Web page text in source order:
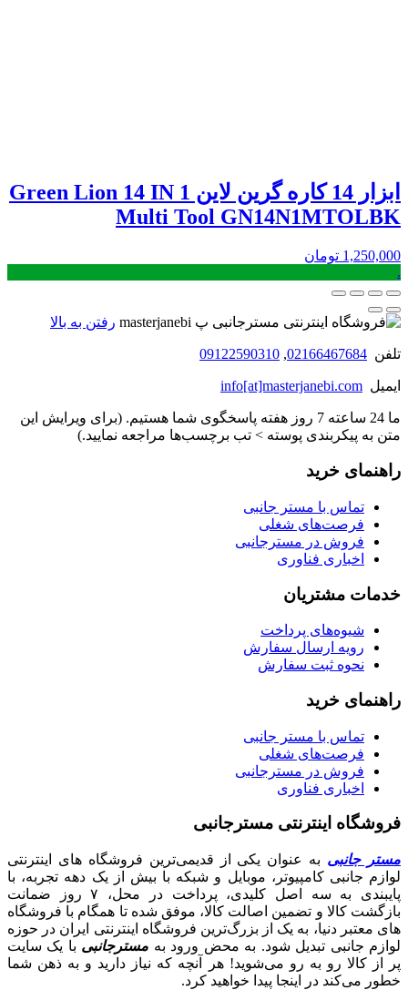
ابزار 14 کاره گرین لاین Green Lion 14 IN 1
Multi Tool GN14N1MTOLBK
1,250,000 تومان
.
رفتن به بالا
تلفن 02166467684
,
09122590310
ایمیل info[at]masterjanebi.com
ما 24 ساعته 7 روز هفته پاسخگوی شما هستیم. (برای ویرایش این
متن به پیکربندی پوسته > تب برچسب‌ها مراجعه نمایید.)
راهنمای خرید
تماس با مستر جانبی
فرصت‌های شغلی
فروش در مسترجانبی
اخباری فناوری
خدمات مشتریان
شیوه‌های پرداخت
رویه ارسال سفارش
نحوه ثبت سفارش
راهنمای خرید
تماس با مستر جانبی
فرصت‌های شغلی
فروش در مسترجانبی
اخباری فناوری
فروشگاه اینترنتی مسترجانبی
مستر جانبی به عنوان یکی از قدیمی‌ترین فروشگاه های اینترنتی
لوازم جانبی کامپیوتر، موبایل و شبکه با بیش از یک دهه تجربه، با
پایبندی به سه اصل کلیدی، پرداخت در محل، ۷ روز ضمانت
بازگشت کالا و تضمین اصالت کالا، موفق شده تا همگام با فروشگاه‌
های معتبر دنیا، به یک از بزرگ‌ترین فروشگاه اینترنتی ایران در حوزه
لوازم جانبی تبدیل شود. به محض ورود به مسترجانبی با یک سایت
پر از کالا رو به رو می‌شوید! هر آنچه که نیاز دارید و به ذهن شما
خطور می‌کند در اینجا پیدا خواهید کرد.